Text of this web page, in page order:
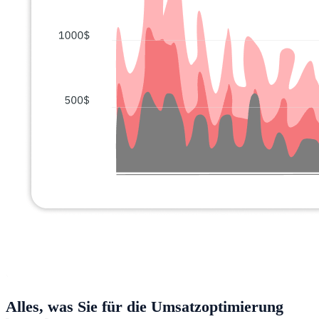
Alles, was Sie für die Umsatzoptimierung